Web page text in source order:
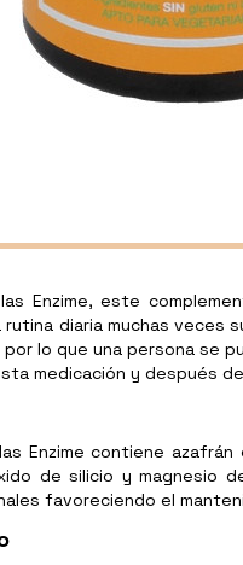
Enzime, este
rutina diaria muchas
lo que una persona se
medicación y después
Enzime contiene
de silicio y magnesio
favoreciendo el